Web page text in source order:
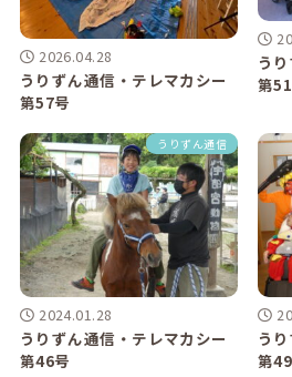
2026.04.28
うりずん通信・テレマカシー
第57号
う
第
うりずん通信
2024.01.28
うりずん通信・テレマカシー
第46号
う
第